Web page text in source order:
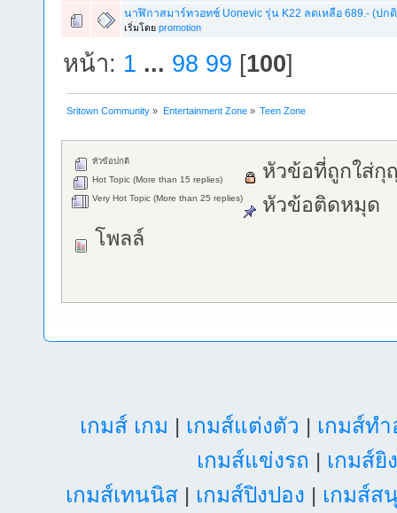
นาฬิกาสมาร์ทวอทช์ Uonevic รุ่น K22 ลดเหลือ 689.- (ปก
เริ่มโดย promotion
หน้า: 1 ... 98 99 [100]
Sritown Community » Entertainment Zone» Teen Zone
หัวข้อปกติ
Hot Topic (More than 15 replies)
Very Hot Topic (More than 25 replies)
หัวข้อที่ถูกใส่กุ
หัวข้อติดหมุด
โพลล์
เกมส์ เกม | เกมส์แต่งตัว | เกมส์ท
เกมส์แข่งรถ | เกมส์ยิ
เกมส์เทนนิส| เกมส์ปิงปอง | เกมส์ส